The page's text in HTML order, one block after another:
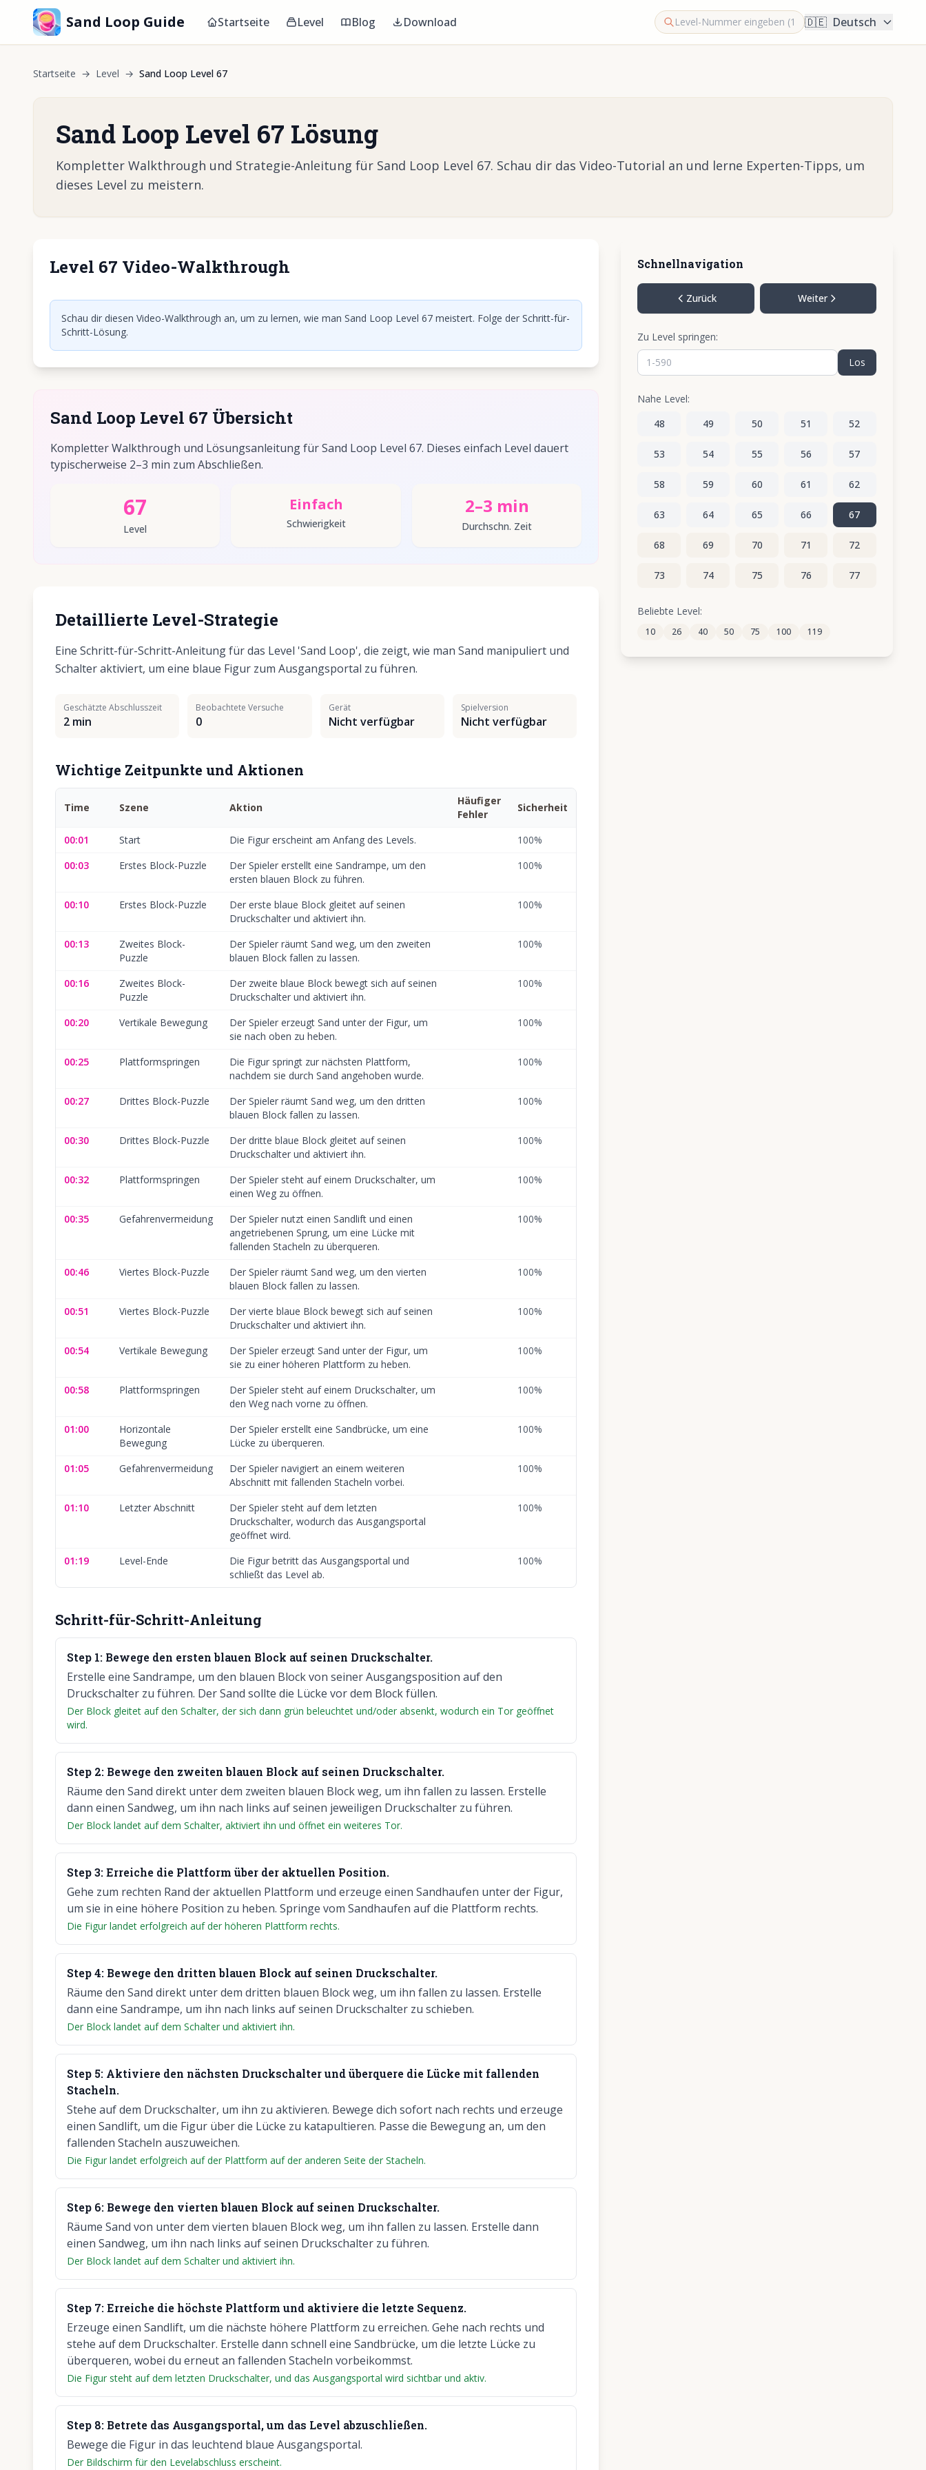
Sand Loop Guide Startseite Level Blog Download 🇩🇪 Deutsch
Startseite → Level → Sand Loop Level 67
Sand Loop Level 67 Lösung
Kompletter Walkthrough und Strategie-Anleitung für Sand Loop Level 67. Schau dir das Video-Tutorial an und lerne Experten-Tipps, um
dieses Level zu meistern.
Level 67 Video-WalkthroughKlicken, um Video abzuspielen
Schau dir diesen Video-Walkthrough an, um zu lernen, wie man Sand Loop Level 67 meistert. Folge der Schritt-für-
Schritt-Lösung.
Sand Loop Level 67 Übersicht
Kompletter Walkthrough und Lösungsanleitung für Sand Loop Level 67. Dieses einfach Level dauert
typischerweise 2–3 min zum Abschließen.
67
Level
Einfach
Schwierigkeit
2–3 min
Durchschn. Zeit
Detaillierte Level-Strategie
Eine Schritt-für-Schritt-Anleitung für das Level 'Sand Loop', die zeigt, wie man Sand manipuliert und
Schalter aktiviert, um eine blaue Figur zum Ausgangsportal zu führen.
Geschätzte Abschlusszeit
2 min
Beobachtete Versuche
0
Gerät
Nicht verfügbar
Spielversion
Nicht verfügbar
Wichtige Zeitpunkte und Aktionen
Time Szene Aktion
Häufiger
Fehler
Sicherheit
00:01 Start Die Figur erscheint am Anfang des Levels. 100%
00:03
Erstes Block-Puzzle
Der Spieler erstellt eine Sandrampe, um den
ersten blauen Block zu führen.
100%
00:10 Erstes Block-Puzzle
Der erste blaue Block gleitet auf seinen
Druckschalter und aktiviert ihn.
100%
00:13
Zweites Block-
Puzzle
Der Spieler räumt Sand weg, um den zweiten
blauen Block fallen zu lassen.
100%
00:16
Zweites Block-
Puzzle
Der zweite blaue Block bewegt sich auf seinen
Druckschalter und aktiviert ihn.
100%
00:20 Vertikale Bewegung
Der Spieler erzeugt Sand unter der Figur, um
sie nach oben zu heben.
100%
00:25 Plattformspringen
Die Figur springt zur nächsten Plattform,
nachdem sie durch Sand angehoben wurde.
100%
00:27 Drittes Block-Puzzle
Der Spieler räumt Sand weg, um den dritten
blauen Block fallen zu lassen.
100%
00:30 Drittes Block-Puzzle
Der dritte blaue Block gleitet auf seinen
Druckschalter und aktiviert ihn.
100%
00:32 Plattformspringen
Der Spieler steht auf einem Druckschalter, um
einen Weg zu öffnen.
100%
00:35 Gefahrenvermeidung
Der Spieler nutzt einen Sandlift und einen
angetriebenen Sprung, um eine Lücke mit
fallenden Stacheln zu überqueren.
100%
00:46 Viertes Block-Puzzle
Der Spieler räumt Sand weg, um den vierten
blauen Block fallen zu lassen.
100%
00:51 Viertes Block-Puzzle
Der vierte blaue Block bewegt sich auf seinen
Druckschalter und aktiviert ihn.
100%
00:54 Vertikale Bewegung
Der Spieler erzeugt Sand unter der Figur, um
sie zu einer höheren Plattform zu heben.
100%
00:58 Plattformspringen
Der Spieler steht auf einem Druckschalter, um
den Weg nach vorne zu öffnen.
100%
01:00
Horizontale
Bewegung
Der Spieler erstellt eine Sandbrücke, um eine
Lücke zu überqueren.
100%
01:05 Gefahrenvermeidung
Der Spieler navigiert an einem weiteren
Abschnitt mit fallenden Stacheln vorbei.
100%
01:10 Letzter Abschnitt
Der Spieler steht auf dem letzten
Druckschalter, wodurch das Ausgangsportal
geöffnet wird.
100%
01:19 Level-Ende
Die Figur betritt das Ausgangsportal und
schließt das Level ab.
100%
Schritt-für-Schritt-Anleitung
Step 1: Bewege den ersten blauen Block auf seinen Druckschalter.
Erstelle eine Sandrampe, um den blauen Block von seiner Ausgangsposition auf den
Druckschalter zu führen. Der Sand sollte die Lücke vor dem Block füllen.
Der Block gleitet auf den Schalter, der sich dann grün beleuchtet und/oder absenkt, wodurch ein Tor geöffnet
wird.
Step 2: Bewege den zweiten blauen Block auf seinen Druckschalter.
Räume den Sand direkt unter dem zweiten blauen Block weg, um ihn fallen zu lassen. Erstelle
dann einen Sandweg, um ihn nach links auf seinen jeweiligen Druckschalter zu führen.
Der Block landet auf dem Schalter, aktiviert ihn und öffnet ein weiteres Tor.
Step3:Erreiche die Plattform über der aktuellen Position.
Gehe zum rechten Rand der aktuellen Plattform und erzeuge einen Sandhaufen unter der Figur,
um sie in eine höhere Position zu heben. Springe vom Sandhaufen auf die Plattform rechts.
Die Figur landet erfolgreich auf der höheren Plattform rechts.
Step4: Bewege den dritten blauen Block auf seinen Druckschalter.
Räume den Sand direkt unter dem dritten blauen Block weg, um ihn fallen zu lassen. Erstelle
dann eine Sandrampe, um ihn nach links auf seinen Druckschalter zu schieben.
Der Block landet auf dem Schalter und aktiviert ihn.
Step 5: Aktiviere den nächsten Druckschalter und überquere die Lücke mit fallenden
Stacheln.
Stehe auf dem Druckschalter, um ihn zu aktivieren. Bewege dich sofort nach rechts und erzeuge
einen Sandlift, um die Figur über die Lücke zu katapultieren. Passe die Bewegung an, um den
fallenden Stacheln auszuweichen.
Die Figur landet erfolgreich auf der Plattform auf der anderen Seite der Stacheln.
Step 6: Bewege den vierten blauen Block auf seinen Druckschalter.
Räume Sand von unter dem vierten blauen Block weg, um ihn fallen zu lassen. Erstelle dann
einen Sandweg, um ihn nach links auf seinen Druckschalter zu führen.
Der Block landet auf dem Schalter und aktiviert ihn.
Step 7:Erreiche die höchste Plattform und aktiviere die letzte Sequenz.
Erzeuge einen Sandlift, um die nächste höhere Plattform zu erreichen. Gehe nach rechts und
stehe auf dem Druckschalter. Erstelle dann schnell eine Sandbrücke, um die letzte Lücke zu
überqueren, wobei du erneut an fallenden Stacheln vorbeikommst.
Die Figur steht auf dem letzten Druckschalter, und das Ausgangsportal wird sichtbar und aktiv.
Step 8: Betrete das Ausgangsportal, um das Level abzuschließen.
Bewege die Figur in das leuchtend blaue Ausgangsportal.
Der Bildschirm für den Levelabschluss erscheint.
Schnellnavigation
Zurück Weiter
Zu Level springen:
Los
Nahe Level:
48
49 50 51 52
53 54 55 56 57
58 59 60 61 62
63 64 65 66 67
68 69 70 71 72
73 74 75 76 77
78
83 84 85 86
Beliebte Level:
10 26 40 50 75 100 119